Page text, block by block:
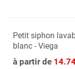
Petit siphon
blanc - Viega
à partir de